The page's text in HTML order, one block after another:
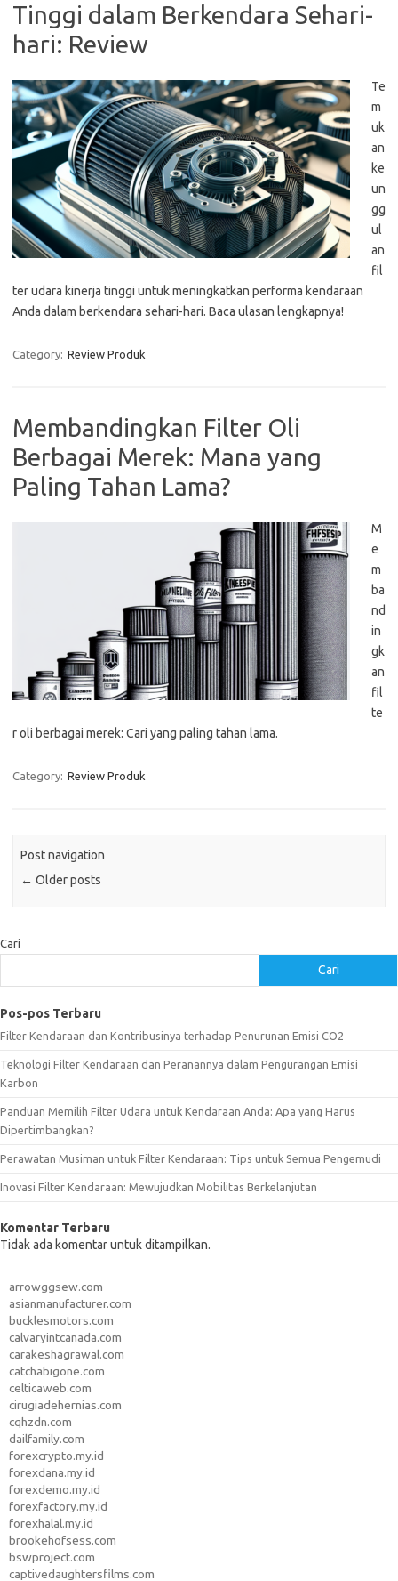
Tinggi dalam Berkendara Sehari-
hari: Review
Te
m
uk
an
ke
un
gg
ul
an
fil
ter udara kinerja tinggi untuk meningkatkan performa kendaraan
Anda dalam berkendara sehari-hari. Baca ulasan lengkapnya!
Category: Review Produk
Membandingkan Filter Oli
Berbagai Merek: Mana yang
Paling Tahan Lama?
M
e
m
ba
nd
in
gk
an
fil
te
r oli berbagai merek: Cari yang paling tahan lama.
Category: Review Produk
Post navigation
← Older posts
Cari
Cari
Pos-pos Terbaru
Filter Kendaraan dan Kontribusinya terhadap Penurunan Emisi CO2
Teknologi Filter Kendaraan dan Peranannya dalam Pengurangan Emisi
Karbon
Panduan Memilih Filter Udara untuk Kendaraan Anda: Apa yang Harus
Dipertimbangkan?
Perawatan Musiman untuk Filter Kendaraan: Tips untuk Semua Pengemudi
Inovasi Filter Kendaraan: Mewujudkan Mobilitas Berkelanjutan
Komentar Terbaru
Tidak ada komentar untuk ditampilkan.
arrowggsew.com
asianmanufacturer.com
bucklesmotors.com
calvaryintcanada.com
carakeshagrawal.com
catchabigone.com
celticaweb.com
cirugiadehernias.com
cqhzdn.com
dailfamily.com
forexcrypto.my.id
forexdana.my.id
forexdemo.my.id
forexfactory.my.id
forexhalal.my.id
brookehofsess.com
bswproject.com
captivedaughtersfilms.com